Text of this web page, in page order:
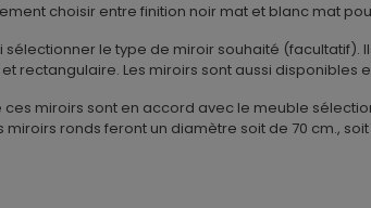
choisir entre finition noir mat et blanc mat
sélectionner le type de miroir souhaité (facultatif).
rectangulaire. Les miroirs sont aussi disponibles
ces miroirs sont en accord avec le meuble
miroirs ronds feront un diamètre soit de 70 cm.,